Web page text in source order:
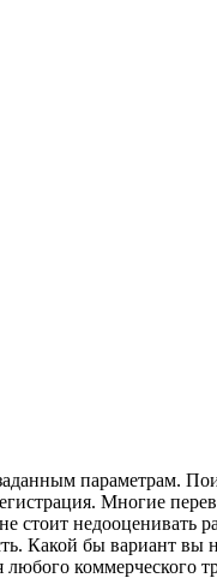
параметрам.
Многие
стоит
Какой бы вариант вы
любого